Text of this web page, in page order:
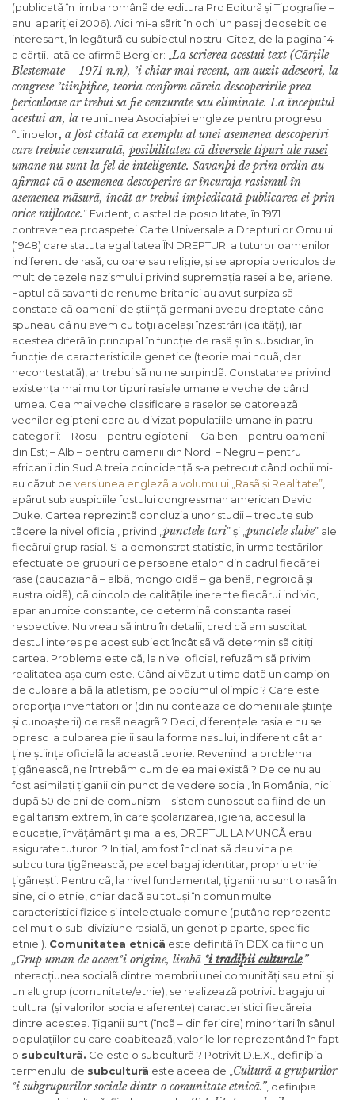
(publicatã în limba românã de editura Pro Editurã și Tipografie –
anul apariției 2006). Aici mi-a sãrit în ochi un pasaj deosebit de
interesant, în legãturã cu subiectul nostru. Citez, de la pagina 14
a cãrții. Iatã ce afirmã Bergier: „ La scrierea acestui text (Cãrțile
Blestemate – 1971 n.n), ºi chiar mai recent, am auzit adeseori, la
congrese ºtiinþifice, teoria conform cãreia descoperirile prea
periculoase ar trebui sã fie cenzurate sau eliminate. La începutul
acestui an, la reuniunea Asociaþiei engleze pentru progresul
ºtiinþelor, a fost citatã ca exemplu al unei asemenea descoperiri
care trebuie cenzuratã, posibilitatea cã diversele tipuri ale rasei
umane nu sunt la fel de inteligente. Savanþi de prim ordin au
afirmat cã o asemenea descoperire ar încuraja rasismul în
asemenea mãsurã, încât ar trebui împiedicatã publicarea ei prin
orice mijloace.” Evident, o astfel de posibilitate, în 1971
contravenea proaspetei Carte Universale a Drepturilor Omului
(1948) care statuta egalitatea ÎN DREPTURI a tuturor oamenilor
indiferent de rasã, culoare sau religie, și se apropia periculos de
mult de tezele nazismului privind supremația rasei albe, ariene.
Faptul cã savanți de renume britanici au avut surpiza sã
constate cã oamenii de științã germani aveau dreptate când
spuneau cã nu avem cu toții același înzestrãri (calitãți), iar
acestea diferã în principal în funcție de rasã și în subsidiar, în
funcție de caracteristicile genetice (teorie mai nouã, dar
necontestatã), ar trebui sã nu ne surpindã. Constatarea privind
existența mai multor tipuri rasiale umane e veche de când
lumea. Cea mai veche clasificare a raselor se datoreazã
vechilor egipteni care au divizat populatiile umane in patru
categorii: – Rosu – pentru egipteni; – Galben – pentru oamenii
din Est; – Alb – pentru oamenii din Nord; – Negru – pentru
africanii din Sud A treia coincidențã s-a petrecut când ochii mi-
au cãzut pe versiunea englezã a volumului „Rasã și Realitate”
apãrut sub auspiciile fostului congressman american David
Duke. Cartea reprezintã concluzia unor studii – trecute sub
tãcere la nivel oficial, privind „ punctele tari” și „ punctele slabe” ale
fiecãrui grup rasial. S-a demonstrat statistic, în urma testãrilor
efectuate pe grupuri de persoane etalon din cadrul fiecãrei
rase (caucazianã – albã, mongoloidã – galbenã, negroidã și
australoidã), cã dincolo de calitãțile inerente fiecãrui individ,
apar anumite constante, ce determinã constanta rasei
respective. Nu vreau sã intru în detalii, cred cã am suscitat
destul interes pe acest subiect încât sã vã determin sã citiți
cartea. Problema este cã, la nivel oficial, refuzãm sã privim
realitatea așa cum este. Când ai vãzut ultima datã un campion
de culoare albã la atletism, pe podiumul olimpic ? Care este
proporția inventatorilor (din nu conteaza ce domenii ale științei
și cunoașterii) de rasã neagrã ? Deci, diferențele rasiale nu se
opresc la culoarea pielii sau la forma nasului, indiferent cât ar
ține știința oficialã la aceastã teorie. Revenind la problema
țigãneascã, ne întrebãm cum de ea mai existã ? De ce nu au
fost asimilați țiganii din punct de vedere social, în România, nici
dupã 50 de ani de comunism – sistem cunoscut ca fiind de un
egalitarism extrem, în care școlarizarea, igiena, accesul la
educație, învãțãmânt și mai ales, DREPTUL LA MUNCÃ erau
asigurate tuturor !? Inițial, am fost înclinat sã dau vina pe
subcultura țigãneascã, pe acel bagaj identitar, propriu etniei
țigãnești. Pentru cã, la nivel fundamental, țiganii nu sunt o rasã în
sine, ci o etnie, chiar dacã au totuși în comun multe
caracteristici fizice și intelectuale comune (putând reprezenta
cel mult o sub-diviziune rasialã, un genotip aparte, specific
etniei). Comunitatea etnicã este definitã în DEX ca fiind un
„Grup uman de aceeaºi origine, limbã ºi tradiþii culturale.”
Interacțiunea socialã dintre membrii unei comunitãți sau etnii și
un alt grup (comunitate/etnie), se realizeazã potrivit bagajului
cultural (și valorilor sociale aferente) caracteristici fiecãreia
dintre acestea. Țiganii sunt (încã – din fericire) minoritari în sânul
populațiilor cu care coabiteazã, valorile lor reprezentând în fapt
o subculturã. Ce este o subculturã ? Potrivit D.E.X., definiþia
termenului de subculturã este aceea de „ Culturã a grupurilor
ºi subgrupurilor sociale dintr-o comunitate etnicã.”, definiþia